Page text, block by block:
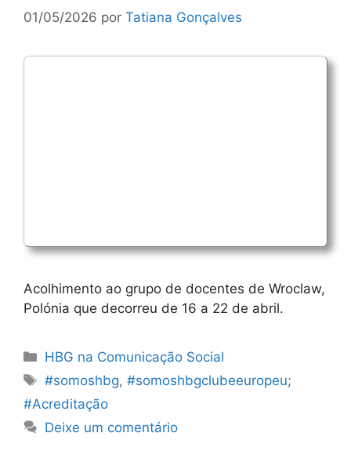
01/05/2026 por Tatiana Gonçalves
Acolhimento ao grupo de docentes de Wroclaw,
Polónia que decorreu de 16 a 22 de abril.
Categorias
HBG na Comunicação Social
Etiquetas
#somoshbg,#somoshbgclubeeuropeu;
#Acreditação
Deixe um comentário